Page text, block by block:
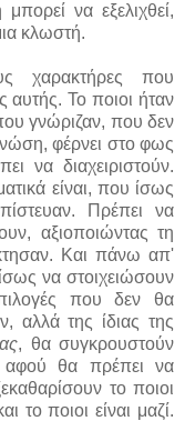
να εξελιχθεί,
κλωστή.
χαρακτήρες που
αυτής. Το ποιοι ήταν
γνώριζαν, που δεν
φέρνει στο φως
να διαχειριστούν.
είναι, που ίσως
Πρέπει να
αξιοποιώντας τη
Και πάνω απ'
να στοιχειώσουν
που δεν θα
αλλά της ίδιας της
, θα συγκρουστούν
αφού θα πρέπει να
το ποιοι
το ποιοι είναι μαζί.